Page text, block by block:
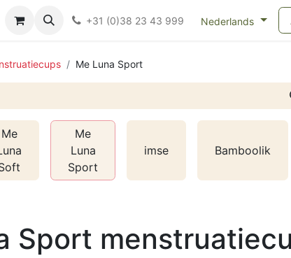
Kieswijzer nacht- en kraamverband Kieswijzer
+31 (0)38 23 43 999 Nederlands
Me Luna Sport
Me
Me
Luna
Sport
imse Bamboolik
Sport